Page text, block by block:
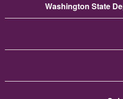
Washington State